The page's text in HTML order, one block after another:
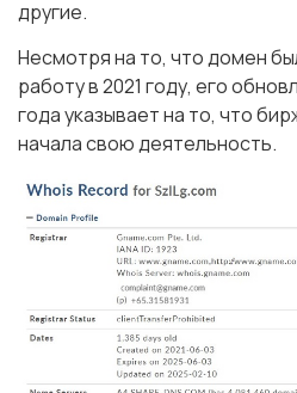
другие.
Несмотря на то, что домен
работу в 2021 году, его
года указывает на то, что
начала свою деятельность.